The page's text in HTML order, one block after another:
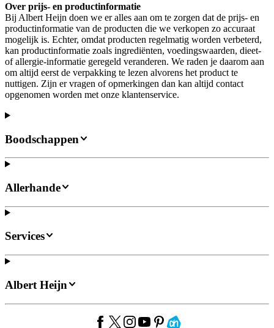
Over prijs- en productinformatie
Bij Albert Heijn doen we er alles aan om te zorgen dat de prijs- en
productinformatie van de producten die we verkopen zo accuraat
mogelijk is. Echter, omdat producten regelmatig worden verbeterd,
kan productinformatie zoals ingrediënten, voedingswaarden, dieet-
of allergie-informatie geregeld veranderen. We raden je daarom aan
om altijd eerst de verpakking te lezen alvorens het product te
nuttigen. Zijn er vragen of opmerkingen dan kan altijd contact
opgenomen worden met onze klantenservice.
Boodschappen
Allerhande
Services
Albert Heijn